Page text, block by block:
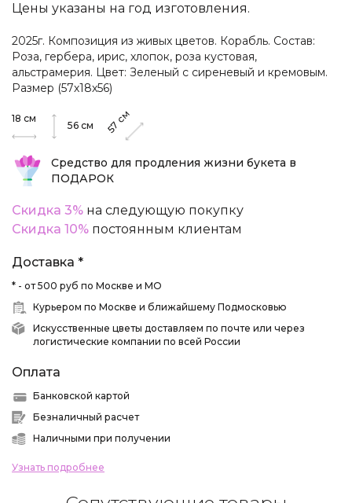
Цены указаны на год изготовления.
2025г. Композиция из живых цветов. Корабль. Состав:
Роза, гербера, ирис, хлопок, роза кустовая,
альстрамерия. Цвет: Зеленый с сиреневый и кремовым.
Размер (57х18х56)
18 см
56 см 57см
Средство для продления жизни букета в
ПОДАРОК
Скидка 3% на следующую покупку
Скидка 10% постоянным клиентам
Доставка *
* - от 500 руб по Москве и МО
Курьером по Москве и ближайшему Подмосковью
Искусственные цветы доставляем по почте или через
логистические компании по всей России
Оплата
Банковской картой
Безналичный расчет
Наличными при получении
Узнать подробнее